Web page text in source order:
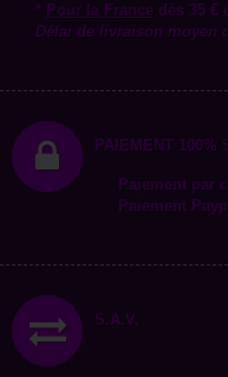
* Pour la France dès 35 €
Délai de livraison moyen
PAIEMENT 100%
Paiement par
Paiement
S.A.V.